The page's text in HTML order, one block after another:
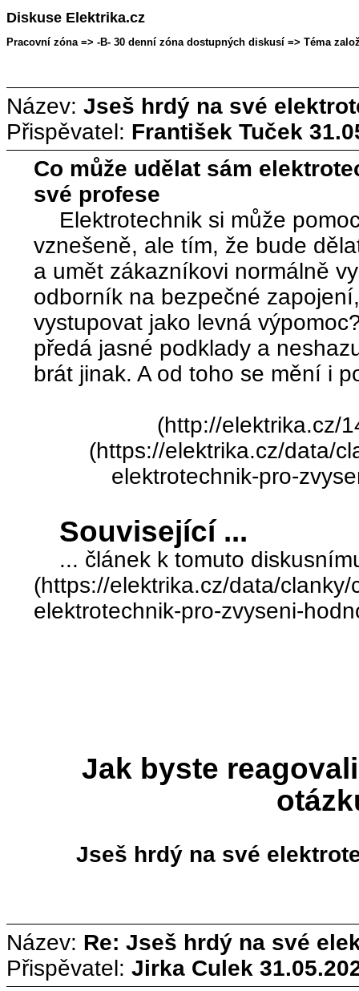
Diskuse Elektrika.cz
Pracovní zóna => -B- 30 denní zóna dostupných diskusí => Téma
Název: Jseš hrdý na své
Přispěvatel: František Tuček
Co může udělat sám
své profese
Elektrotechnik si může
vznešeně, ale tím, že bude
a umět zákazníkovi normálně
odborník na bezpečné
vystupovat jako levná
předá jasné podklady a
brát jinak. A od toho se mění i
(http://elektrika.cz/
(https://elektrika.cz/data/
elektrotechnik-pro-
Související ...
... článek k tomuto
(https://elektrika.cz/data/
elektrotechnik-pro-zvyseni-
Jak byste
Jseš hrdý na své
Název: Re: Jseš hrdý na své
Přispěvatel: Jirka Culek